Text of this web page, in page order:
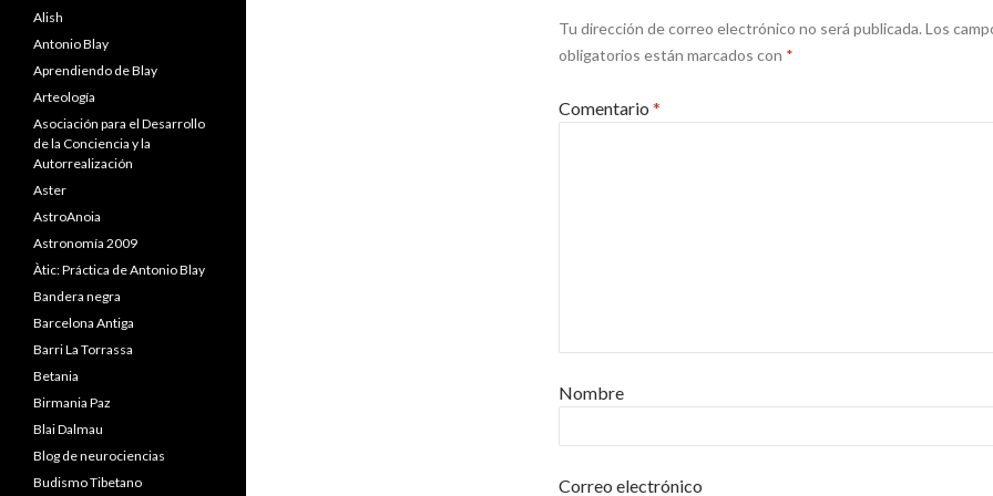
Tu dirección de correo electrónico no será publicada. Los
obligatorios están marcados con *
Comentario *
Nombre
Correo electrónico
Alish
Antonio Blay
Aprendiendo de Blay
Arteología
Asociación para el Desarrollo
de la Conciencia y la
Autorrealización
Aster
AstroAnoia
Astronomía 2009
Àtic: Práctica de Antonio Blay
Bandera negra
Barcelona Antiga
Barri La Torrassa
Betania
Birmania Paz
Blai Dalmau
Blog de neurociencias
Budismo Tibetano